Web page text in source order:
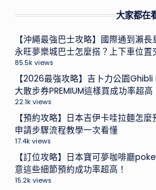
大家都在
【沖繩最強巴士攻略】國際通到瀨
永旺夢樂城巴士怎麼搭？上下車位置
85.5k views
【2026最強攻略】吉卜力公園Ghibli
大散步券PREMIUM這樣買成功率超高
22.1k views
【預約攻略】日本吉伊卡哇拉麵怎
申請步驟流程教學一次看懂
17.4k views
【訂位攻略】日本寶可夢咖啡廳
意這些細節預約成功率超高！
15.2k views